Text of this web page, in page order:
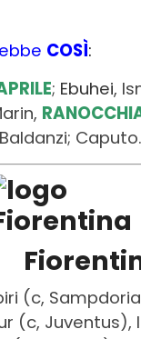
COSÌ:
; Ebuhei,
(c,
(c, Juventus),